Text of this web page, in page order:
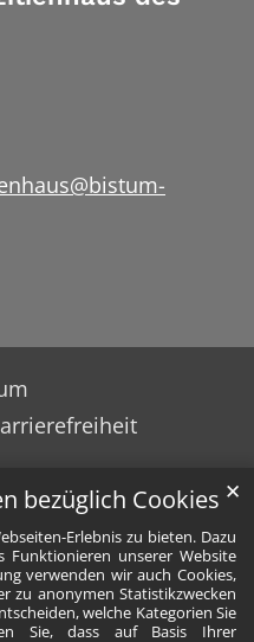
bezüglich Cookies
Erlebnis zu bieten. Dazu
unserer Website
verwenden wir auch Cookies,
zu anonymen Statistikzwecken
welche Kategorien Sie
Sie, dass auf Basis Ihrer
✕